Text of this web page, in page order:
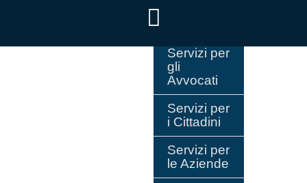
Servizi per
gli
Avvocati
Servizi per
i Cittadini
Servizi per
le Aziende